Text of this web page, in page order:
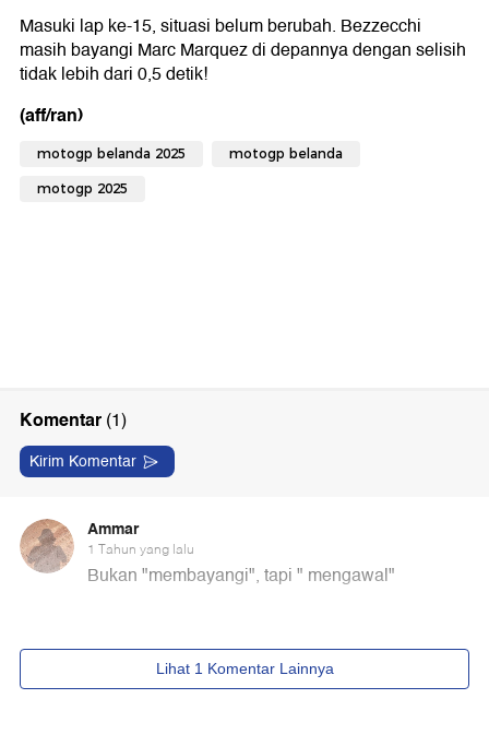
Masuki lap ke-15, situasi belum berubah. Bezzecchi
masih bayangi Marc Marquez di depannya dengan selisih
tidak lebih dari 0,5 detik!
(aff/ran)
motogp belanda 2025 motogp belanda
motogp 2025